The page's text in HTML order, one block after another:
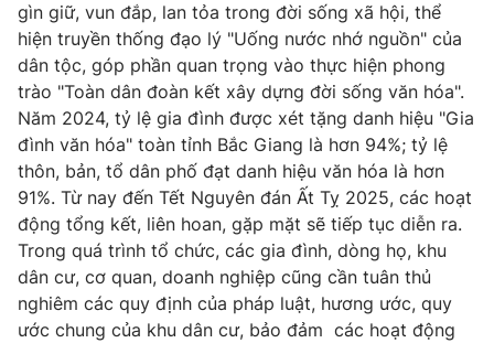
gìn giữ, vun đắp, lan tỏa trong đời sống xã hội, thể
hiện truyền thống đạo lý "Uống nước nhớ nguồn" của
dân tộc, góp phần quan trọng vào thực hiện phong
trào "Toàn dân đoàn kết xây dựng đời sống văn hóa".
Năm 2024, tỷ lệ gia đình được xét tặng danh hiệu "Gia
đình văn hóa" toàn tỉnh Bắc Giang là hơn 94%; tỷ lệ
thôn, bản, tổ dân phố đạt danh hiệu văn hóa là hơn
91%. Từ nay đến Tết Nguyên đán Ất Tỵ 2025, các hoạt
động tổng kết, liên hoan, gặp mặt sẽ tiếp tục diễn ra.
Trong quá trình tổ chức, các gia đình, dòng họ, khu
dân cư, cơ quan, doanh nghiệp cũng cần tuân thủ
nghiêm các quy định của pháp luật, hương ước, quy
ước chung của khu dân cư, bảo đảm các hoạt động